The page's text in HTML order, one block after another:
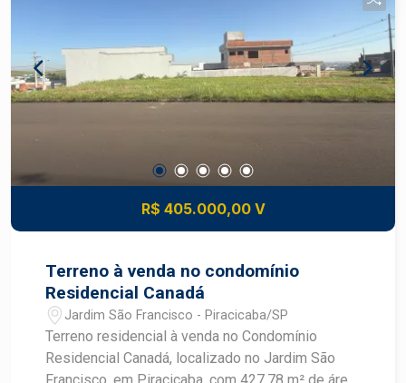
R$ 405.000,00 V
Terreno à venda no condomínio
Residencial Canadá
Jardim São Francisco - Piracicaba/SP
Terreno residencial à venda no Condomínio
Residencial Canadá, localizado no Jardim São